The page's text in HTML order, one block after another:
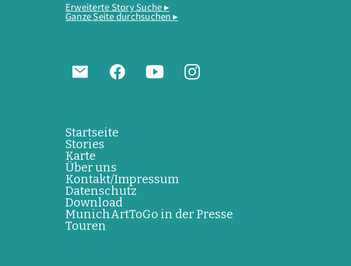
Erweiterte Story Suche ▸
Ganze Seite durchsuchen ▸
Startseite
Stories
Karte
Über uns
Kontakt/Impressum
Datenschutz
Download
MunichArtToGo in der Presse
Touren